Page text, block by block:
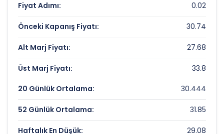
Bugün Gördüğü En Yüksek Fiyat:
30.68 TL
Son 1 Yılın Zirvesi:
43.06 TL
Son 1 Yılın Dibi:
21.38 TL
Fiyat Adımı: 0.02
Önceki Kapanış Fiyatı: 30.74
Alt Marj Fiyatı: 27.68
Üst Marj Fiyatı: 33.8
20 Günlük Ortalama: 30.444
52 Günlük Ortalama: 31.85
Haftalık En Düşük: 29.08